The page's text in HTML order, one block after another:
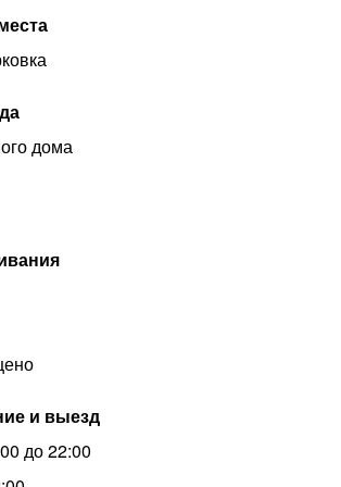
оплатить через РАСЧЕТНЫЙ СЧЕТ.
заселение в квартиру. При
и залог.
готовы помочь и сделать ваше
и комфортным!"
дома
и выезд
до 22:00